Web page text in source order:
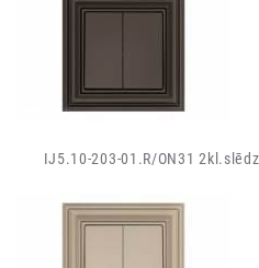
IJ5.10-203-01.R/ON31